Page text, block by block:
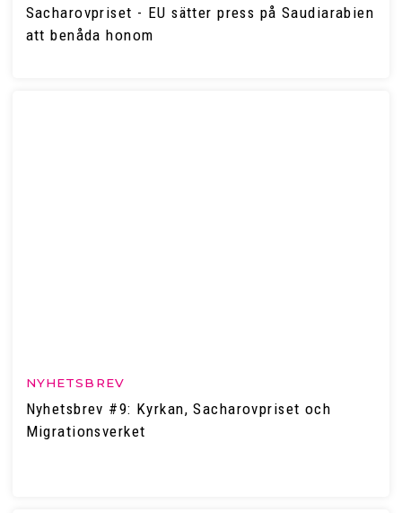
Sacharovpriset - EU sätter press på Saudiarabien
att benåda honom
NYHETSBREV
Nyhetsbrev #9: Kyrkan, Sacharovpriset och
Migrationsverket